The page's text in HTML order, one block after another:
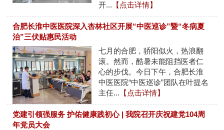
开... 【点击详情】
合肥长淮中医医院深入杏林社区开展“中医巡诊”暨“冬病夏
治”三伏贴惠民活动
七月的合肥，骄阳似火，热浪翻
滚。然而，酷暑未能阻挡医者仁
心的步伐。今日下午，合肥长淮
中医医院“中医巡诊”团队在叶提名
主任... 【点击详情】
党建引领强服务 护佑健康践初心 | 我院召开庆祝建党104周
年党员大会